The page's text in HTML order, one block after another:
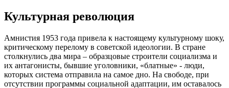
Культурная революция
Амнистия 1953 года привела к настоящему культурному шоку,
критическому перелому в советской идеологии. В стране
столкнулись два мира – образцовые строители социализма и
их антагонисты, бывшие уголовники, «блатные» - люди,
которых система отправила на самое дно. На свободе, при
отсутствии программы социальной адаптации, им оставалось